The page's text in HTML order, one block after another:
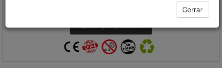
Cerrar
Comprar / Cotizar